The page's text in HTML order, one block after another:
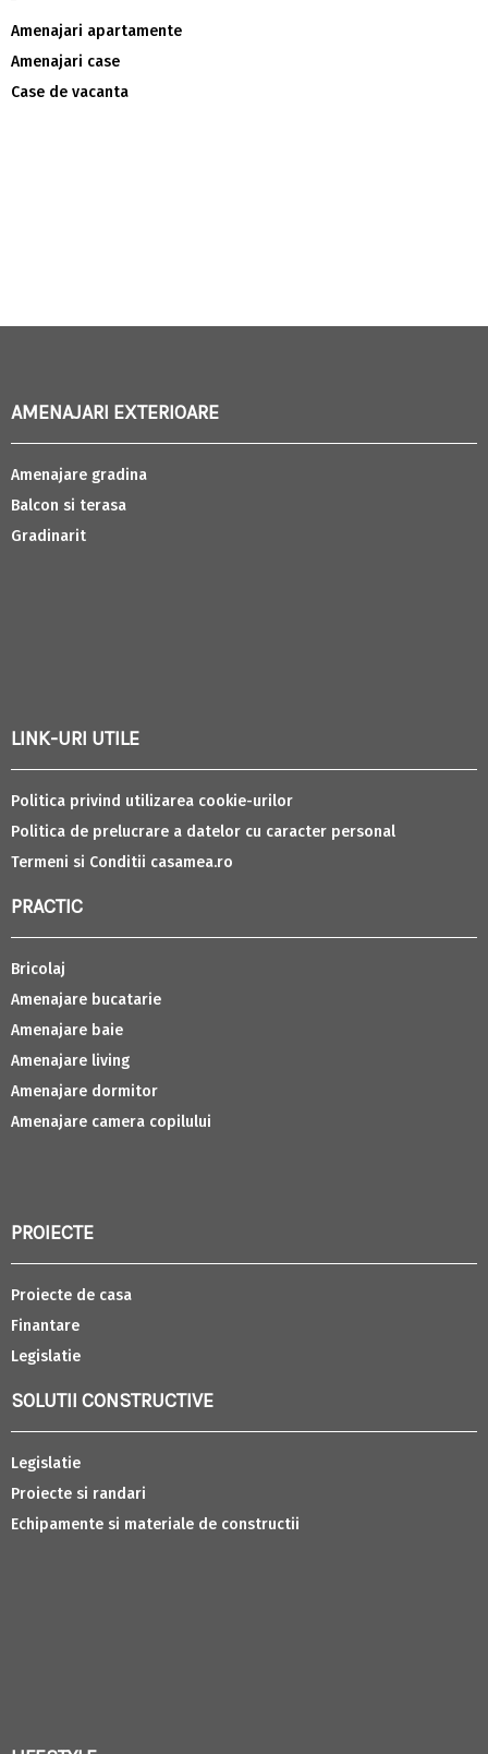
Amenajari apartamente
Amenajari case
Case de vacanta
AMENAJARI EXTERIOARE
Amenajare gradina
Balcon si terasa
Gradinarit
LINK-URI UTILE
Politica privind utilizarea cookie-urilor
Politica de prelucrare a datelor cu caracter personal
Termeni si Conditii casamea.ro
PRACTIC
Bricolaj
Amenajare bucatarie
Amenajare baie
Amenajare living
Amenajare dormitor
Amenajare camera copilului
PROIECTE
Proiecte de casa
Finantare
Legislatie
SOLUTII CONSTRUCTIVE
Legislatie
Proiecte si randari
Echipamente si materiale de constructii